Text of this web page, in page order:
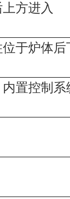
方进入
于炉体后
置控制